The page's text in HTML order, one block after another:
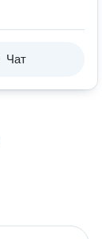
Чат